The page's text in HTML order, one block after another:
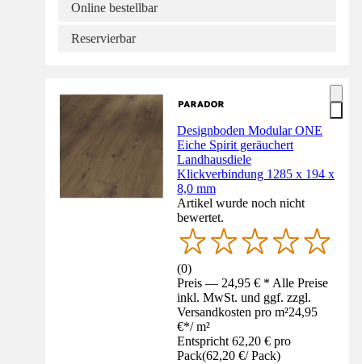
Online bestellbar
Reservierbar
Designboden Modular ONE
Eiche Spirit geräuchert
Landhausdiele
Klickverbindung 1285 x 194 x
8,0 mm
Artikel wurde noch nicht
bewertet.
(0)
Preis — 24,95 € * Alle Preise
inkl. MwSt. und ggf. zzgl.
Versandkosten pro m²24,95
€*/ m²
Entspricht 62,20 € pro
Pack(62,20 €/ Pack)